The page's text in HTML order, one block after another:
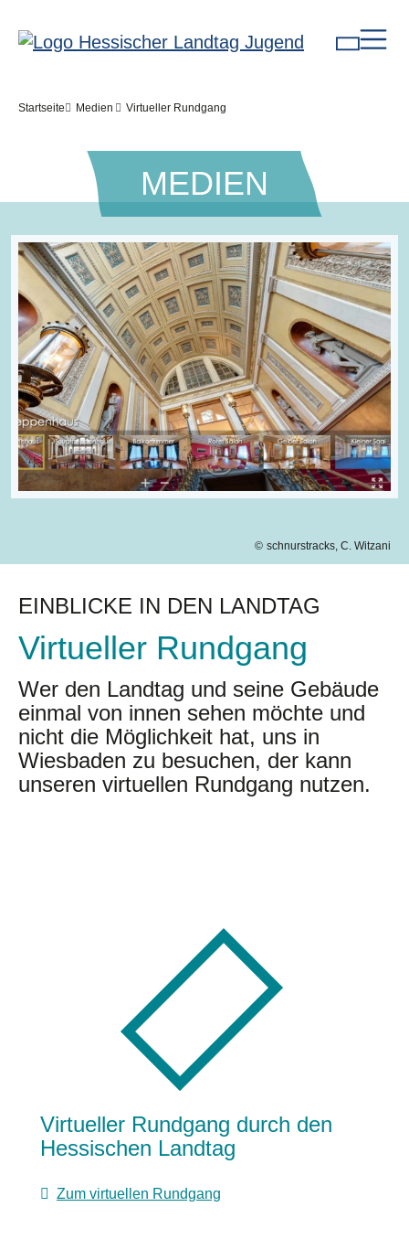
Pfadnavigation
Startseite Medien Virtueller Rundgang
MEDIEN
Bilddatei
schnurstracks, C. Witzani
EINBLICKE IN DEN LANDTAG
Virtueller Rundgang
Wer den Landtag und seine Gebäude
einmal von innen sehen möchte und
nicht die Möglichkeit hat, uns in
Wiesbaden zu besuchen, der kann
unseren virtuellen Rundgang nutzen.
Virtueller Rundgang durch den
Hessischen Landtag
Zum virtuellen Rundgang